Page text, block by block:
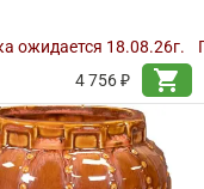
ожидается 18.08.26г.
4 756 ₽
shopping_cart